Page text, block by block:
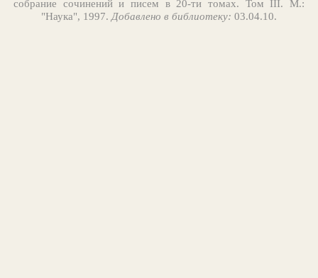
собрание сочинений и писем в 20-ти томах. Том III. М.:
"Наука", 1997. Добавлено в библиотеку: 03.04.10.